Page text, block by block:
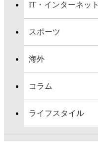
IT・インターネット
スポーツ
海外
コラム
ライフスタイル